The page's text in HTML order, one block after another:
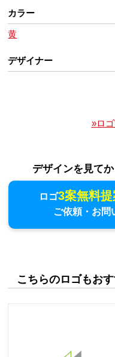
カラー
黄
デザイナー
»ロ
デザインを見て
ロゴ3案無料提
ご依頼・お問
こちらのロゴもおす